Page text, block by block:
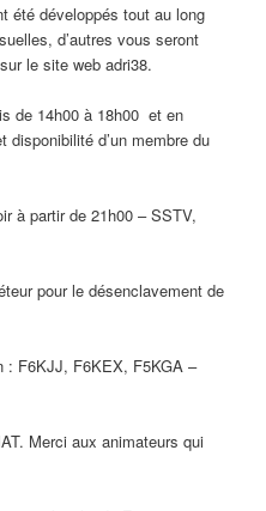
été développés tout au long
d’autres vous seront
le site web adri38.
de 14h00 à 18h00 et en
d’un membre du
à partir de 21h00 – SSTV,
pour le désenclavement de
: F6KJJ, F6KEX, F5KGA –
Merci aux animateurs qui